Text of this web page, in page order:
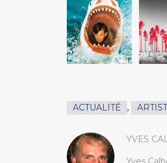
ACTUALITÉ ,
YVES